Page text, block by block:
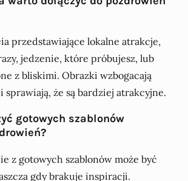
przedstawiające lokalne atrakcje,
jedzenie, które próbujesz, lub
z bliskimi. Obrazki wzbogacają
że są bardziej atrakcyjne.
gotowych szablonów
z gotowych szablonów może być
gdy brakuje inspiracji.